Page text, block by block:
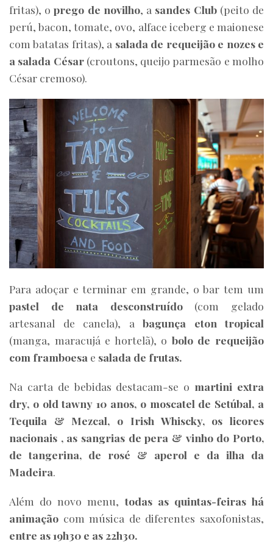
fritas), oprego de novilho, a sandes Club (peito de
perú, bacon, tomate, ovo, alface iceberg e maionese
com batatas fritas), a salada de requeijão e nozes e
a salada César(croutons, queijo parmesão e molho
César cremoso).
Para adoçar e terminar em grande, o bar tem um
pastel de nata desconstruído(com gelado
artesanal de canela), a bagunça eton tropical
(manga, maracujá e hortelã), o bolo de requeijão
com framboesa e salada de frutas.
Na carta de bebidas destacam-se o martini extra
dry, o old tawny 10 anos, o moscatel de Setúbal, a
Tequila & Mezcal, o Irish Whiscky, os licores
nacionais , as sangrias de pera & vinho do Porto,
de tangerina, de rosé & aperol e da ilha da
Madeira
Além do novo menu,todas as quintas-feiras há
animação com música de diferentes saxofonistas,
entre as 19h30 e as 22h30.